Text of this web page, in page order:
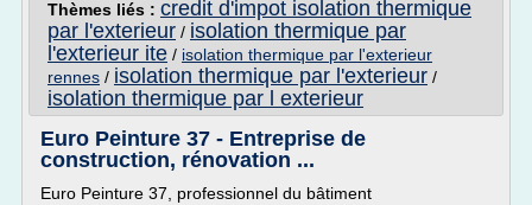
Thèmes liés : credit d'impot isolation thermique
par l'exterieur / isolation thermique par
l'exterieur ite / isolation thermique par l'exterieur
rennes / isolation thermique par l'exterieur /
isolation thermique par l exterieur
Euro Peinture 37 - Entreprise de
construction, rénovation ...
Euro Peinture 37, professionnel du bâtiment